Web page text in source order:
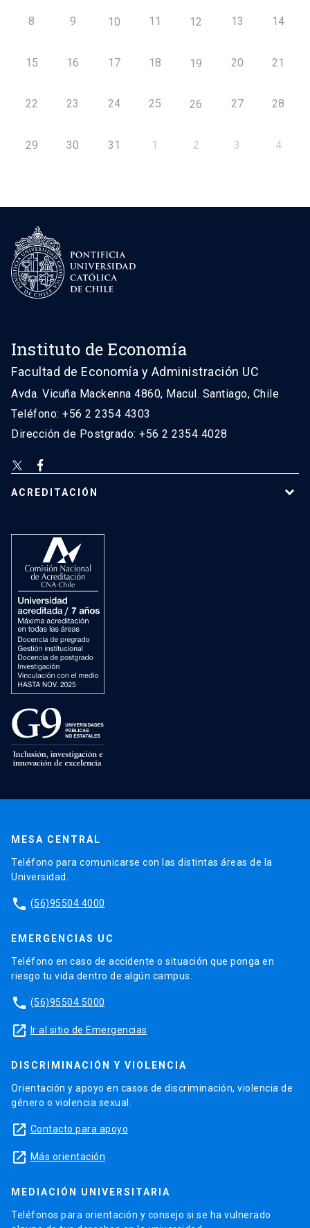
8 9 10 11 12 13 14
15 16 17 18 19 20 21
22 23 24 25 26 27 28
29 30 31 1 2 3 4
Instituto de Economía
Facultad de Economía y Administración UC
Avda. Vicuña Mackenna 4860, Macul. Santiago, Chile
Teléfono: +56 2 2354 4303
Dirección de Postgrado: +56 2 2354 4028
ACREDITACIÓN
MESA CENTRAL
Teléfono para comunicarse con las distintas áreas de la
Universidad.
phone (56)95504 4000
EMERGENCIAS UC
Teléfono en caso de accidente o situación que ponga en
riesgo tu vida dentro de algún campus.
phone (56)95504 5000
launch Ir al sitio de Emergencias
DISCRIMINACIÓN Y VIOLENCIA
Orientación y apoyo en casos de discriminación, violencia de
género o violencia sexual.
launch Contacto para apoyo
launch Más orientación
MEDIACIÓN UNIVERSITARIA
Teléfonos para orientación y consejo si se ha vulnerado